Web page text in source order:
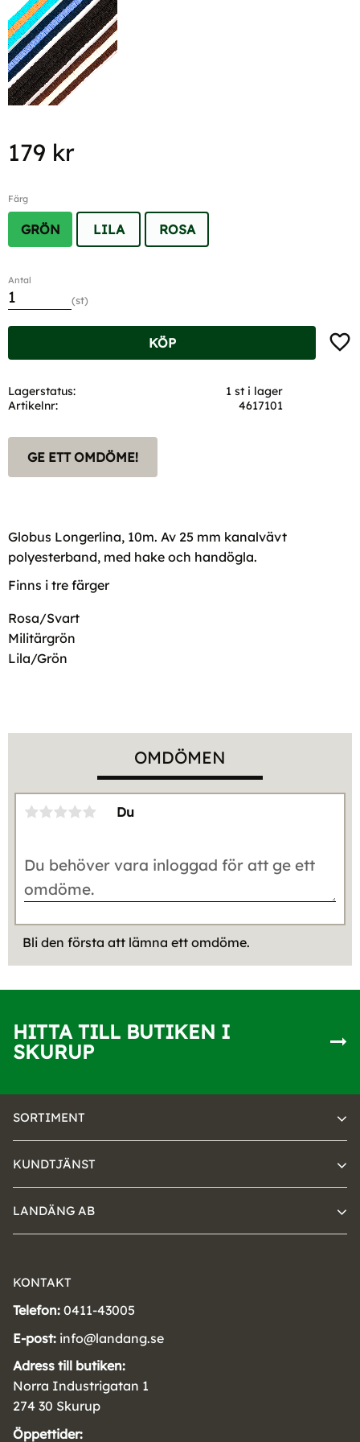
179 kr
Färg
GRÖN LILA ROSA
Antal
st
KÖP
Lagerstatus
1 st i lager
Artikelnr
4617101
GE ETT OMDÖME!
Globus Longerlina, 10m. Av 25 mm kanalvävt
polyesterband, med hake och handögla.
Finns i tre färger
Rosa/Svart
Militärgrön
Lila/Grön
OMDÖMEN
Du
Bli den första att lämna ett omdöme.
HITTA TILL BUTIKEN I
SKURUP
SORTIMENT
KUNDTJÄNST
LANDÄNG AB
KONTAKT
Telefon: 0411-43005
E-post: info@landang.se
Adress till butiken:
Norra Industrigatan 1
274 30 Skurup
Öppettider: